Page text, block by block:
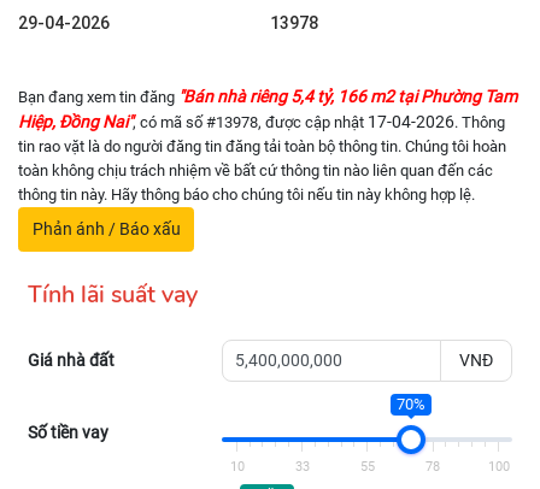
29-04-2026 13978
Bạn đang xem tin đăng "Bán nhà riêng 5,4 tỷ, 166 m2 tại Phường Tam
Hiệp, Đồng Nai", có mã số #13978, được cập nhật 17-04-2026. Thông
tin rao vặt là do người đăng tin đăng tải toàn bộ thông tin. Chúng tôi hoàn
toàn không chịu trách nhiệm về bất cứ thông tin nào liên quan đến các
thông tin này. Hãy thông báo cho chúng tôi nếu tin này không hợp lệ.
Phản ánh / Báo xấu
Tính lãi suất vay
Giá nhà đất VNĐ
Số tiền vay
70%
10 33 55 78 100